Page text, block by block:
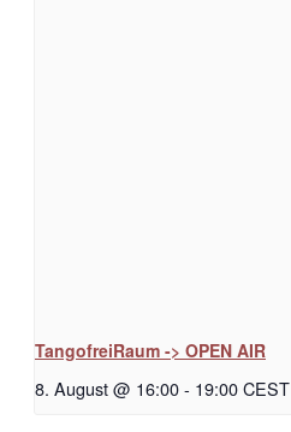
TangofreiRaum -> OPEN AIR
8. August @ 16:00- 19:00CEST